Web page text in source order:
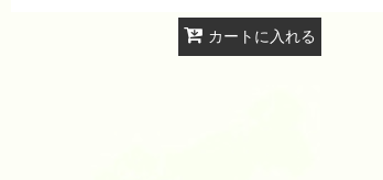
カートに入れる